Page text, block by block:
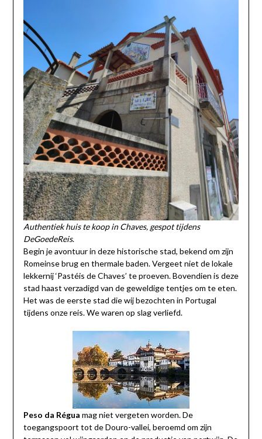
Authentiek huis te koop in Chaves, gespot tijdens
DeGoedeReis.
Begin je avontuur in deze historische stad, bekend om zijn
Romeinse brug en thermale baden. Vergeet niet de lokale
lekkernij ‘Pastéis de Chaves’ te proeven. Bovendien is deze
stad haast verzadigd van de geweldige tentjes om te eten.
Het was de eerste stad die wij bezochten in Portugal
tijdens onze reis. We waren op slag verliefd.
Peso da Régua mag niet vergeten worden. De
toegangspoort tot de Douro-vallei, beroemd om zijn